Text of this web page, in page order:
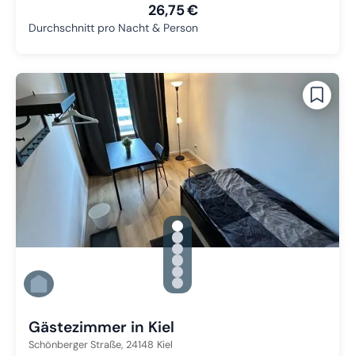
26,75 €
Durchschnitt pro Nacht & Person
gallery.slide_selector
Zu Slide 1 wechseln
Zu Slide 2 wechseln
Zu Slide 3 wechseln
Zu Slide 4 wechseln
Zu Slide 5 wechseln
Zu Slide 6 wechseln
Gästezimmer in Kiel
Schönberger Straße, 24148 Kiel